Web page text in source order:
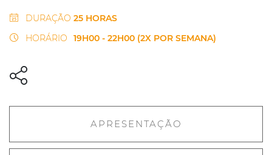
DURAÇÃO 25 HORAS
HORÁRIO
19H00 - 22H00 (2X POR SEMANA)
APRESENTAÇÃO